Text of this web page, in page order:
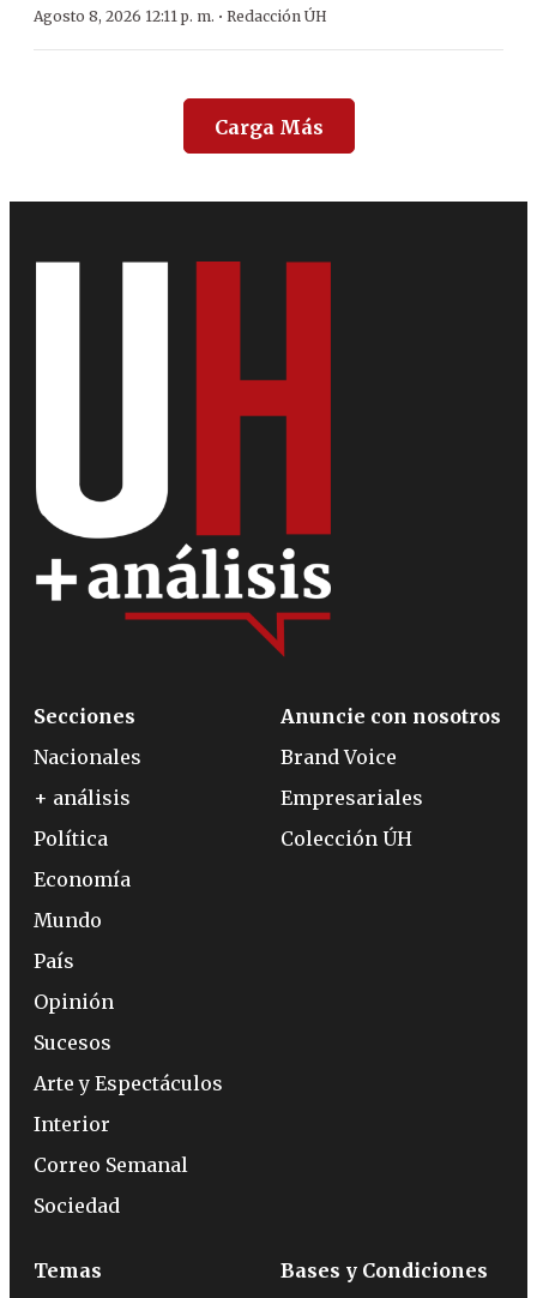
Agosto 8, 2026 12:11 p. m. · Redacción ÚH
Carga Más
Secciones
Nacionales
+ análisis
Política
Economía
Mundo
País
Opinión
Sucesos
Arte y Espectáculos
Interior
Correo Semanal
Sociedad
Anuncie con nosotros
Brand Voice
Empresariales
Colección ÚH
Temas Bases y Condiciones